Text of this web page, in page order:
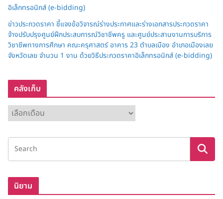
อิเล็กทรอนิกส์ (e-bidding)
ข่าวประกวดราคา ชี้แจงข้อวิจารณ์ร่างประกาศและร่างเอกสารประกวดราคา
จ้างปรับปรุงศูนย์ฝึกประสบการณ์วิชาชีพครู และศูนย์ประสานงานการบริการ
วิชาชีพทางการศึกษา คณะครุศาสตร์ อาคาร 23 ตำบลเมือง อำเภอเมืองเลย
จังหวัดเลย จำนวน 1 งาน ด้วยวิธีประกวดราคาอิเล็กทรอนิกส์ (e-bidding)
คลังเก็บ
ลั
ง
ก็
นิยาม